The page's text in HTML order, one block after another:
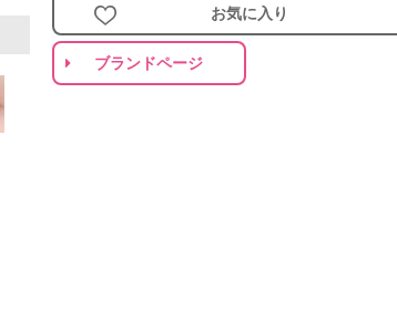
お気に入り
ブランドページ